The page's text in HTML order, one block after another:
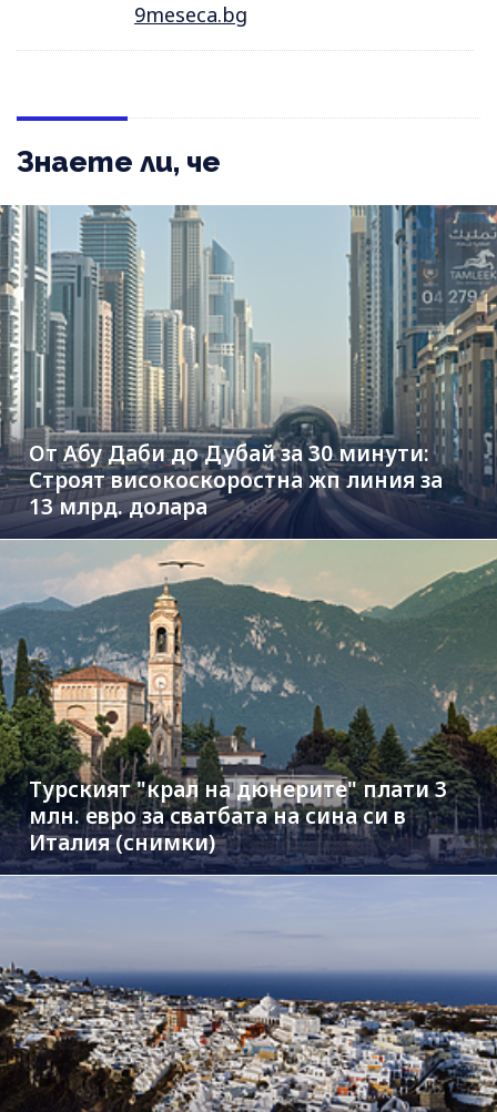
9meseca.bg
Знаете ли, че
От Абу Даби до Дубай за 30 минути:
Строят високоскоростна жп линия за
13 млрд. долара
Турският "крал на дюнерите" плати 3
млн. евро за сватбата на сина си в
Италия (снимки)